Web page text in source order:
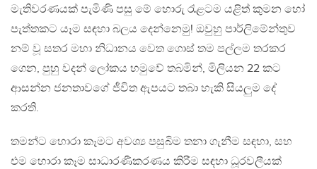
මැතිවරණයක් පැමිණි පසු මේ හොරු රැළටම යළිත් කුමන හෝ
පැත්තකට යෑම සඳහා බලය දෙන්නෙමු! ඔවුහු පාර්ලිමේන්තුව
නම් වූ සතර මහා නිධානය වෙත ගොස් තම පල්ලම තරකර
ගෙන, පුහු වදන් ලෝකය හමුවේ තබමින්, මිලියන 22 කට
ආසන්න ජනතාවගේ ජීවිත ඇපයට තබා හැකි සියලුම දේ
කරති.
තමන්ට හොරා කෑමට අවශ්‍ය පසුබිම තනා ගැනීම සඳහා, සහ
එම හොරා කෑම සාධාරණීකරණය කිරීම සඳහා ධූරවලීයක්